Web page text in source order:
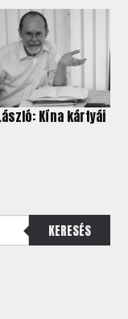
Kína kártyái
KERESÉS